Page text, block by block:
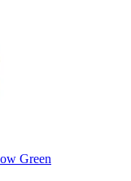
Green